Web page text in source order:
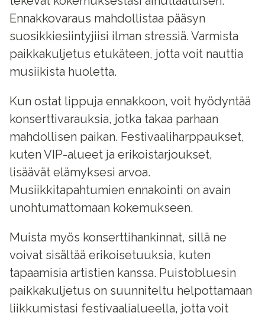
Ennakkovaraus mahdollistaa pääsyn
suosikkiesiintyjiisi ilman stressiä. Varmista
paikkakuljetus etukäteen, jotta voit nauttia
musiikista huoletta.
Kun ostat lippuja ennakkoon, voit hyödyntää
konserttivarauksia, jotka takaa parhaan
mahdollisen paikan. Festivaaliharppaukset,
kuten VIP-alueet ja erikoistarjoukset,
lisäävät elämyksesi arvoa.
Musiikkitapahtumien ennakointi on avain
unohtumattomaan kokemukseen.
Muista myös konserttihankinnat, sillä ne
voivat sisältää erikoisetuuksia, kuten
tapaamisia artistien kanssa. Puistobluesin
paikkakuljetus on suunniteltu helpottamaan
liikkumistasi festivaalialueella, jotta voit